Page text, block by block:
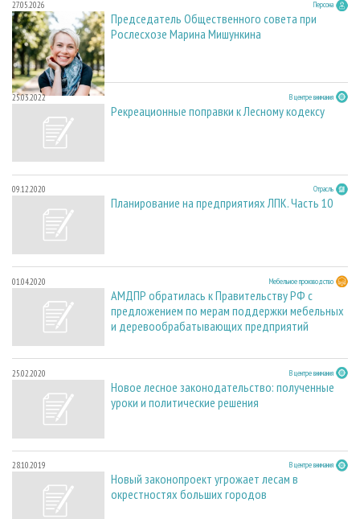
27.05.2026 Персона
Председатель Общественного совета при
Рослесхозе Марина Мишункина
25.03.2022 В центре внимания
Рекреационные поправки к Лесному кодексу
09.12.2020 Отрасль
Планирование на предприятиях ЛПК. Часть 10
01.04.2020 Мебельное производство
АМДПР обратилась к Правительству РФ с
предложением по мерам поддержки мебельных
и деревообрабатывающих предприятий
25.02.2020 В центре внимания
Новое лесное законодательство: полученные
уроки и политические решения
28.10.2019 В центре внимания
Новый законопроект угрожает лесам в
окрестностях больших городов